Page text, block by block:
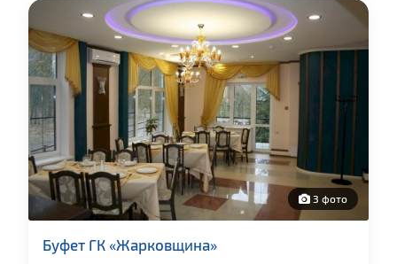
3 фото
Буфет ГК «Жарковщина»